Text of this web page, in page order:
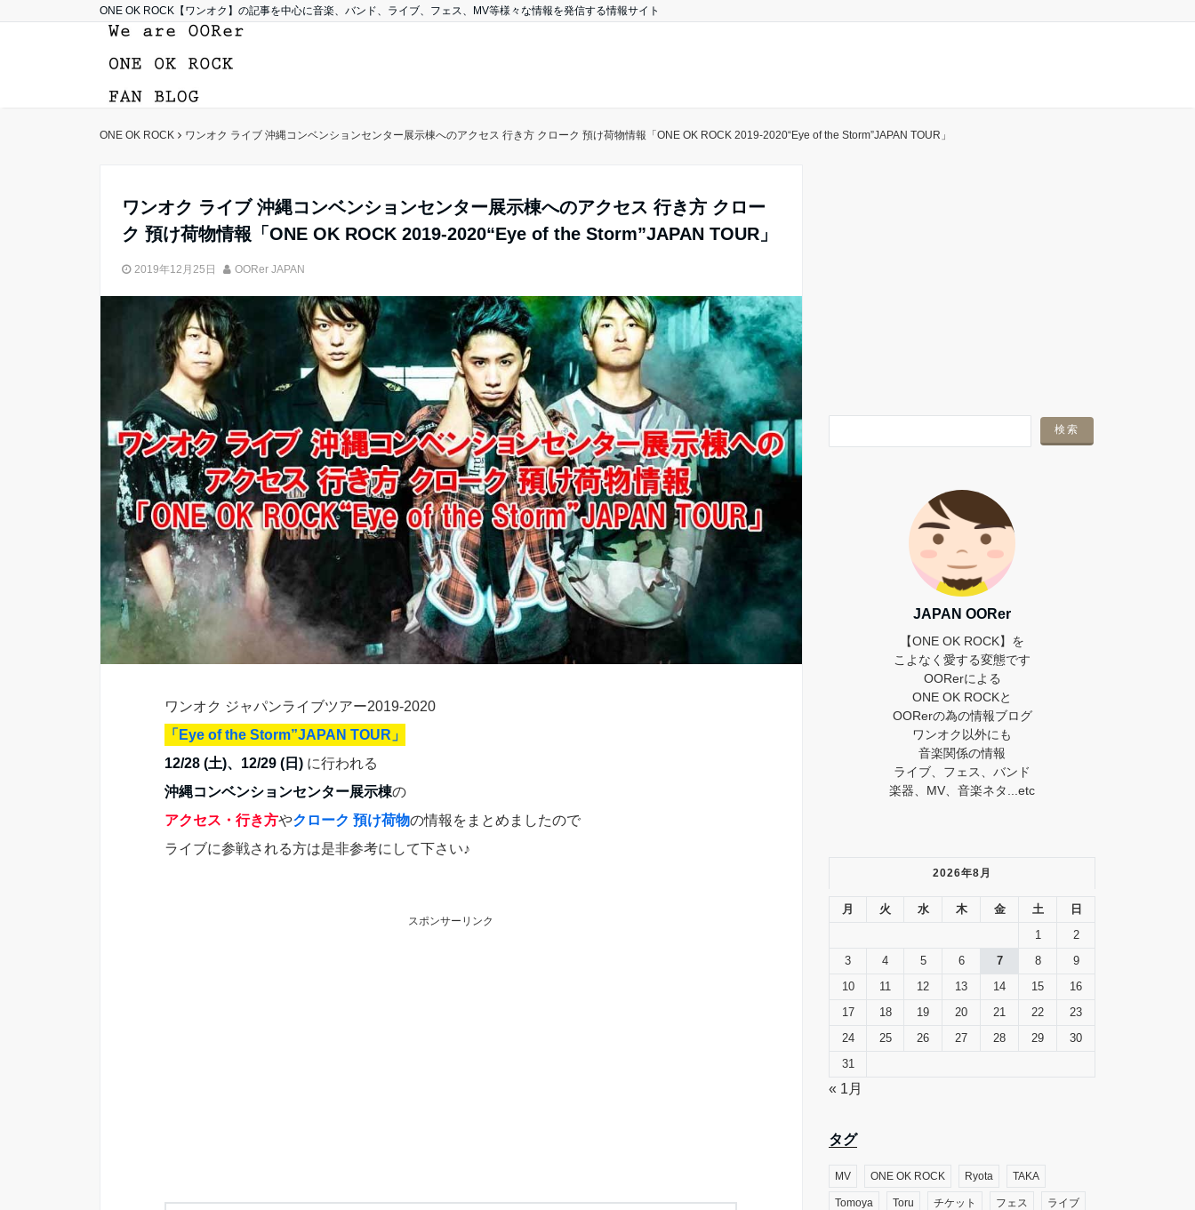
ONE OK ROCK【ワンオク】の記事を中心に音楽、バンド、ライブ、フェス、MV等様々な情報を発信する情報サイト
ONE OK ROCK ワンオク ライブ 沖縄コンベンションセンター展示棟へのアクセス 行き方 クローク 預け荷物情報「ONE OK ROCK 2019-2020“Eye of the Storm”JAPAN TOUR」
ワンオク ライブ 沖縄コンベンションセンター展示棟へのアクセス 行き方 クロー
ク 預け荷物情報「ONE OK ROCK 2019-2020“Eye of the Storm”JAPAN TOUR」
2019年12月25日 OORer JAPAN
ワンオク ジャパンライブツアー2019-2020
「Eye of the Storm”JAPAN TOUR」
12/28 (土)、12/29 (日) に行われる
沖縄コンベンションセンター展示棟の
アクセス・行き方やクローク 預け荷物の情報をまとめましたので
ライブに参戦される方は是非参考にして下さい♪
スポンサーリンク
JAPAN OORer
【ONE OK ROCK】を
こよなく愛する変態です
OORerによる
ONE OK ROCKと
OORerの為の情報ブログ
ワンオク以外にも
音楽関係の情報
ライブ、フェス、バンド
楽器、MV、音楽ネタ...etc
2026年8月
月 火 水 木 金 土
日
1
2
3
4 5 6 7 8
9
10
11 12 13 14 15
16
17
18 19 20 21 22
23
24
25 26 27 28 29
30
31
« 1月
タグ
MV ONE OK ROCK Ryota TAKA
Tomoya Toru チケット フェス ライブ